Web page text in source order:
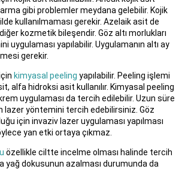
gibi problemler meydana gelebilir. Kojik
kullanılmaması gerekir. Azelaik asit de
kozmetik bileşendir. Göz altı morlukları
uygulaması yapılabilir. Uygulamanın altı ay
gerekir.
kimyasal peeling yapılabilir. Peeling işlemi
alfa hidroksi asit kullanılır. Kimyasal peeling
uygulaması da tercih edilebilir. Uzun süre
lazer yöntemini tercih edebilirsiniz. Göz
için invaziv lazer uygulaması yapılması
yan etki ortaya çıkmaz.
özellikle ciltte incelme olması halinde tercih
yağ dokusunun azalması durumunda da